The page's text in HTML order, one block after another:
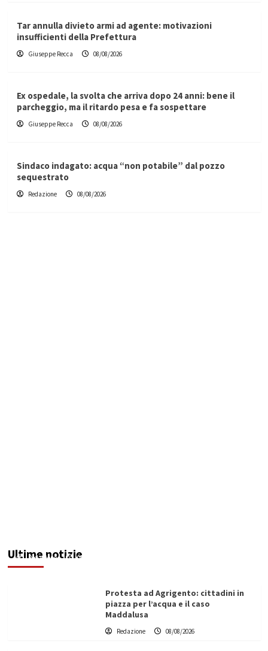
Tar annulla divieto armi ad agente: motivazioni
insufficienti della Prefettura
Giuseppe Recca 08/08/2026
Ex ospedale, la svolta che arriva dopo 24 anni: bene il
parcheggio, ma il ritardo pesa e fa sospettare
Giuseppe Recca 08/08/2026
Sindaco indagato: acqua “non potabile” dal pozzo
sequestrato
Redazione 08/08/2026
Ultime notizie
Redazione 08/08/2026
Protesta ad Agrigento: cittadini in
piazza per l’acqua e il caso
Maddalusa
Redazione 08/08/2026